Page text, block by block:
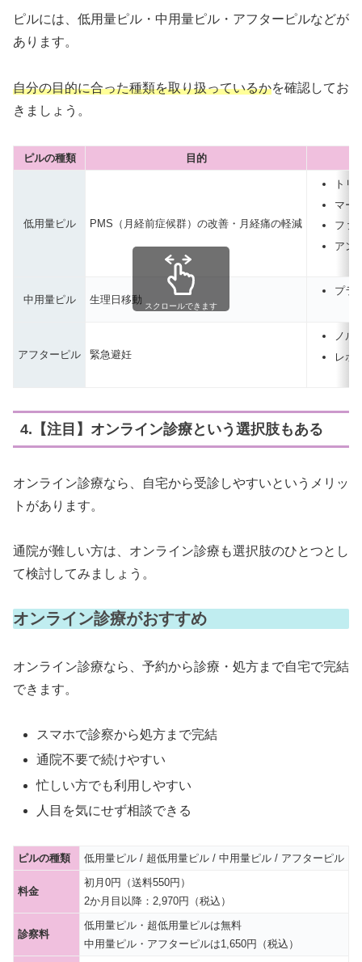
ピルには、低用量ピル・中用量ピル・アフターピルなどが
あります。
自分の目的に合った種類を取り扱っているかを確認してお
きましょう。
ピルの種類 目的
低用量ピル PMS（月経前症候群）の改善・月経痛の軽減
トリ
マー
ファ
アン
中用量ピル 生理日移動
プラ
アフターピル 緊急避妊
ノル
レボ
スクロールできます
4.【注目】オンライン診療という選択肢もある
オンライン診療なら、自宅から受診しやすいというメリッ
トがあります。
通院が難しい方は、オンライン診療も選択肢のひとつとし
て検討してみましょう。
オンライン診療がおすすめ
オンライン診療なら、予約から診療・処方まで自宅で完結
できます。
スマホで診察から処方まで完結
通院不要で続けやすい
忙しい方でも利用しやすい
人目を気にせず相談できる
ピルの種類 低用量ピル / 超低用量ピル / 中用量ピル / アフターピル
料金
初月0円（送料550円）
2か月目以降：2,970円（税込）
診察料
低用量ピル・超低用量ピルは無料
中用量ピル・アフターピルは1,650円（税込）